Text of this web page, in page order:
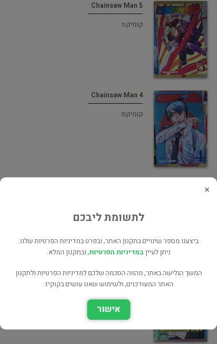
Chainsaw Man 5
קומיקס
Chainsaw Man 4
קומיקס
Chainsaw Man 3
×
לתשומת ליבכם
ביצענו מספר שינויים בתקנון האתר, ובפרט במדיניות הפרטיות שלנו.
ניתן לעייןבמדיניות הפרטיות, ובתקנון המלא.
המשך הגלישה באתר, מהווה הסכמה שלכם למדיניות הפרטיות ולתקנון
האתר המעודכנים, ולשימוש שאנו עושים בקוקיז.
אישור